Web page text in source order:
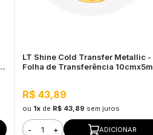
LT Shine Cold Transfer Metallic -
Folha de Transferência 10cmx5m
R$ 43,89
ou 1xde R$ 43,89 sem juros
- + ADICIONAR